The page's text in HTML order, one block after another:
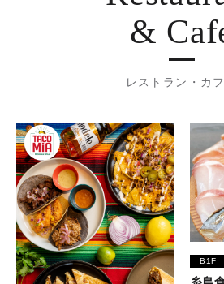
&
レストラン・カ
B1F